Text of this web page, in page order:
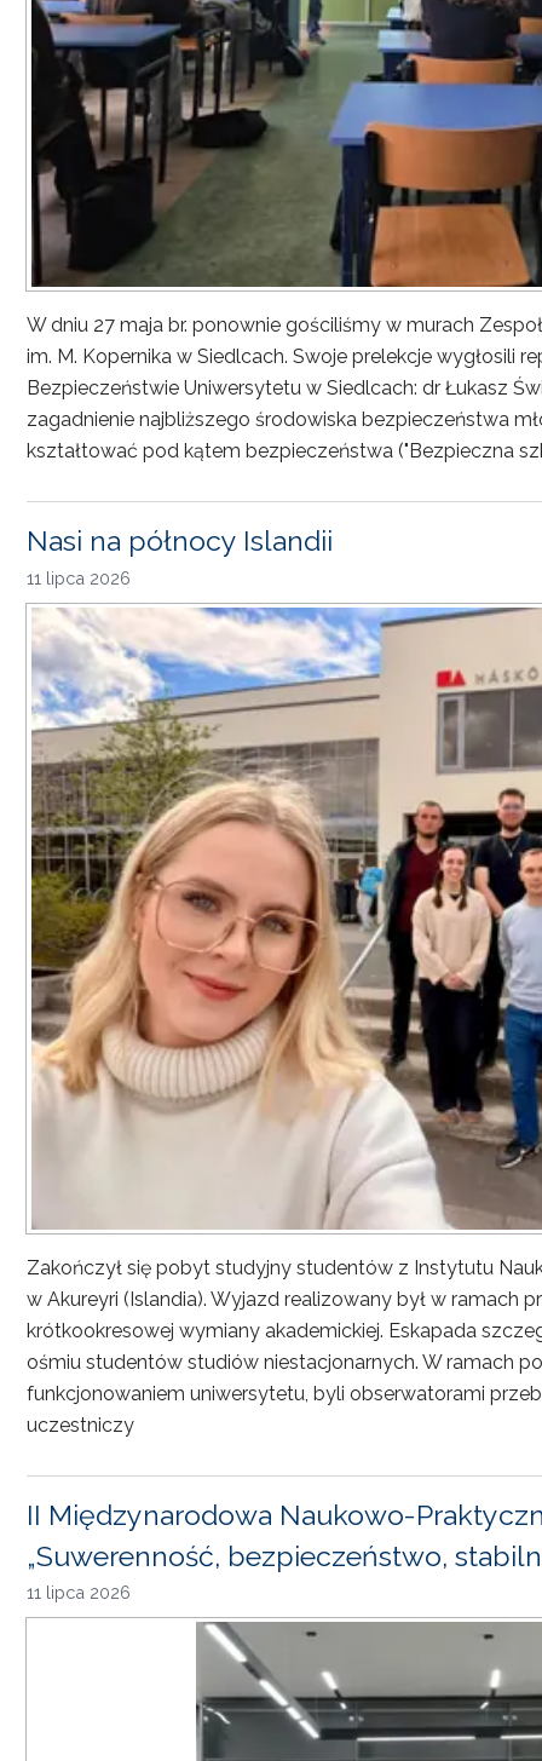
W dniu 27 maja br. ponownie gościliśmy w murach
im. M. Kopernika w Siedlcach. Swoje prelekcje wygłosili
Bezpieczeństwie Uniwersytetu w Siedlcach: dr Łukasz
zagadnienie najbliższego środowiska bezpieczeństwa
kształtować pod kątem bezpieczeństwa ("Bezpieczna
Nasi na północy Islandii
11 lipca 2026
Zakończył się pobyt studyjny studentów z Instytutu
w Akureyri (Islandia). Wyjazd realizowany był w ramach
krótkookresowej wymiany akademickiej. Eskapada
ośmiu studentów studiów niestacjonarnych. W ramach
funkcjonowaniem uniwersytetu, byli obserwatorami
uczestniczy
II Międzynarodowa Naukowo-
„Suwerenność, bezpieczeństwo,
11 lipca 2026